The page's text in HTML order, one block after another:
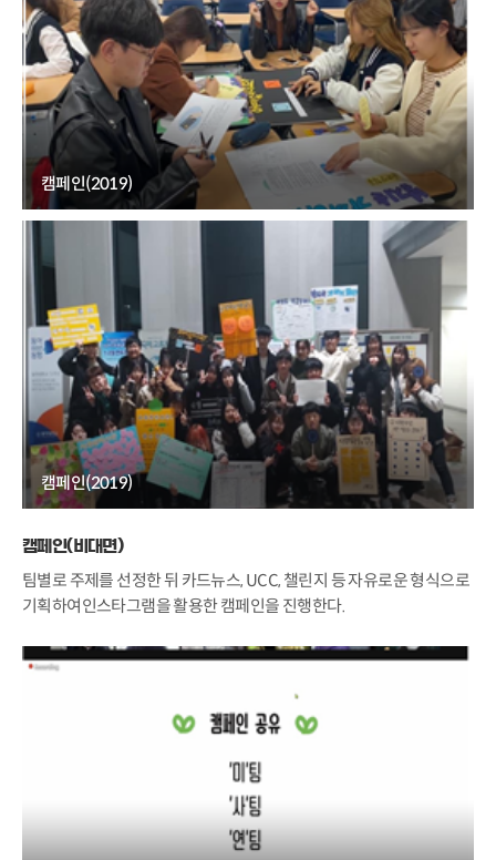
캠페인(2019)
캠페인(2019)
캠페인(비대면)
팀별로 주제를 선정한 뒤 카드뉴스, UCC, 챌린지 등 자유로운 형식으로
기획하여인스타그램을 활용한 캠페인을 진행한다.